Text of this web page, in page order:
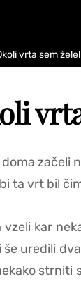
vrta sem
začeli
ta vrt bil
vzeli kar
še uredili
strniti